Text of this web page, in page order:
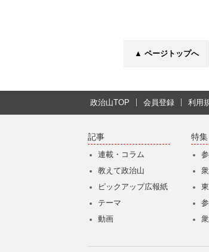
▲ ページトップへ
政治山TOP 会員登録 利用
記事
連載・コラム
教えて政治山
ピックアップ広報紙
テーマ
動画
特集